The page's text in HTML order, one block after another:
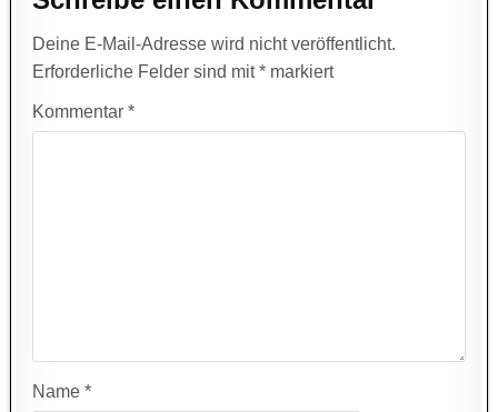
Deine E-Mail-Adresse wird nicht veröffentlicht.
Erforderliche Felder sind mit* markiert
Kommentar*
Name*